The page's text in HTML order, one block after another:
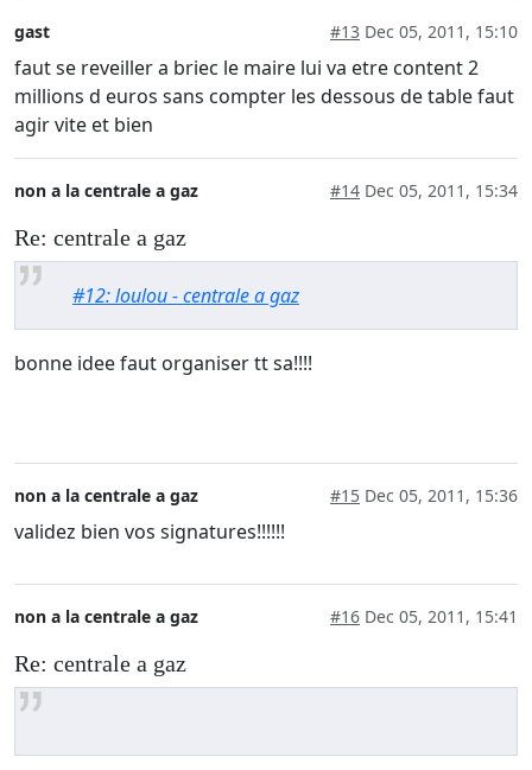
gast #13 Dec 05, 2011, 15:10
faut se reveiller a briec le maire lui va etre content 2
millions d euros sans compter les dessous de table faut
agir vite et bien
non a la centrale a gaz #14 Dec 05, 2011, 15:34
Re: centrale a gaz
#12: loulou - centrale a gaz
bonne idee faut organiser tt sa!!!!
non a la centrale a gaz #15 Dec 05, 2011, 15:36
validez bien vos signatures!!!!!!
non a la centrale a gaz #16 Dec 05, 2011, 15:41
Re: centrale a gaz